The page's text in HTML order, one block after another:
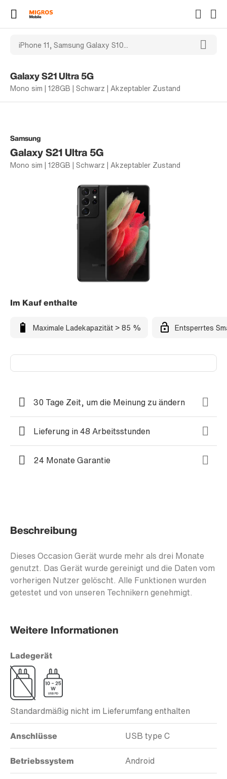
Galaxy S21 Ultra 5G
Mono sim | 128GB | Schwarz | Akzeptabler Zustand
Samsung
Galaxy S21 Ultra 5G
Mono sim | 128GB | Schwarz | Akzeptabler Zustand
Im Kauf enthalte
Maximale Ladekapazität > 85 % Entsperrtes
30 Tage Zeit, um die Meinung zu ändern
Lieferung in 48 Arbeitsstunden
24 Monate Garantie
Beschreibung
Dieses Occasion Gerät wurde mehr als drei Monate
genutzt. Das Gerät wurde gereinigt und die Daten vom
vorherigen Nutzer gelöscht. Alle Funktionen wurden
getestet und von unseren Technikern genehmigt.
Weitere Informationen
Ladegerät
Standardmäßig nicht im Lieferumfang enthalten
Anschlüsse USB type C
Betriebssystem Android